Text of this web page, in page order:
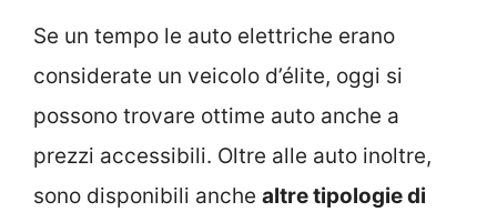
Se un tempo le auto elettriche erano
considerate un veicolo d’élite, oggi si
possono trovare ottime auto anche a
prezzi accessibili. Oltre alle auto inoltre,
sono disponibili anche altre tipologie di